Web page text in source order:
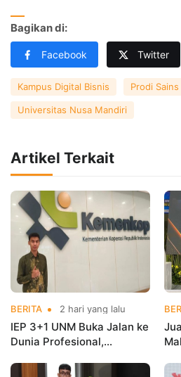
Bagikan di:
Facebook Twitter
Kampus Digital Bisnis Prodi
Universitas Nusa Mandiri
Artikel Terkait
BERITA 2 hari yang lalu
IEP 3+1 UNM Buka Jalan ke
Dunia Profesional,
Kementerian Koperasi